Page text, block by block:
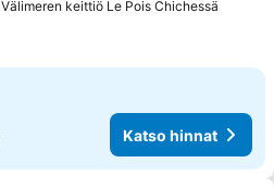
Välimeren keittiö Le Pois Chichessä
Katso hinnat